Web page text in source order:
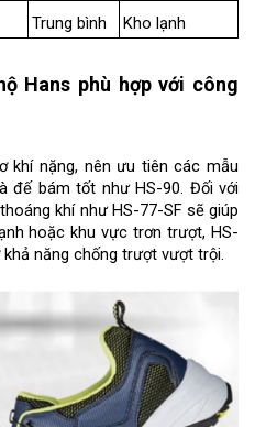
Trung bình Kho lạnh
Hans phù hợp với công
khí nặng, nên ưu tiên các mẫu
đế bám tốt như HS-90. Đối với
khí như HS-77-SF sẽ giúp
hoặc khu vực trơn trượt, HS-
năng chống trượt vượt trội.